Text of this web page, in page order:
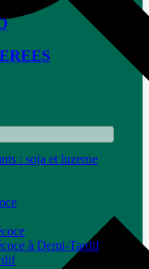
: soja et luzerne
à Demi-Tardif